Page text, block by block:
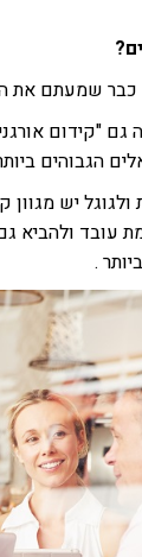
כבר שמעתם את
גם "קידום
הגבוהים
יש מגוון
עובד ולהביא
.